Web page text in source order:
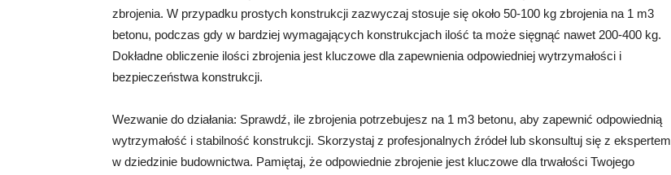
zbrojenia. W przypadku prostych konstrukcji zazwyczaj stosuje się około 50-100 kg zbrojenia na 1 m3
betonu, podczas gdy w bardziej wymagających konstrukcjach ilość ta może sięgnąć nawet 200-400 kg.
Dokładne obliczenie ilości zbrojenia jest kluczowe dla zapewnienia odpowiedniej wytrzymałości i
bezpieczeństwa konstrukcji.
Wezwanie do działania: Sprawdź, ile zbrojenia potrzebujesz na 1 m3 betonu, aby zapewnić odpowiednią
wytrzymałość i stabilność konstrukcji. Skorzystaj z profesjonalnych źródeł lub skonsultuj się z ekspertem
w dziedzinie budownictwa. Pamiętaj, że odpowiednie zbrojenie jest kluczowe dla trwałości Twojego